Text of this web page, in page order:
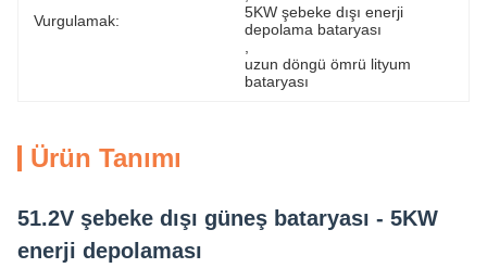
Vurgulamak:
5KW şebeke dışı enerji
depolama bataryası
uzun döngü ömrü lityum
bataryası
Ürün Tanımı
51.2V şebeke dışı güneş bataryası - 5KW
enerji depolaması